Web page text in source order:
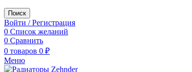
Поиск
Войти / Регистрация
0 Список желаний
0 Сравнить
0 товаров 0 ₽
Меню